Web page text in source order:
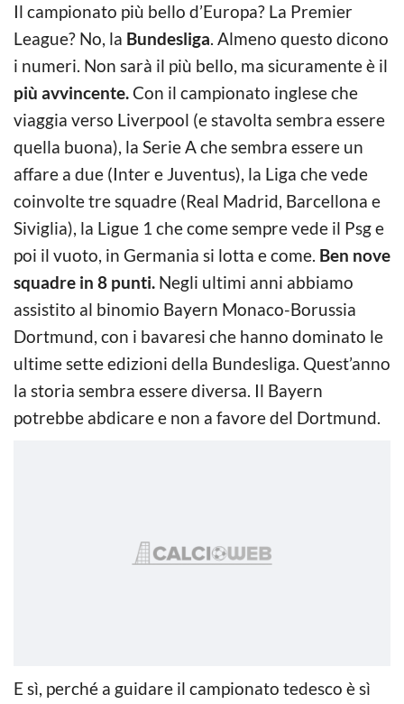
Il campionato più bello d’Europa? La Premier
League? No, la Bundesliga. Almeno questo dicono
i numeri. Non sarà il più bello, ma sicuramente è il
più avvincente.Con il campionato inglese che
viaggia verso Liverpool (e stavolta sembra essere
quella buona), la Serie A che sembra essere un
affare a due (Inter e Juventus), la Liga che vede
coinvolte tre squadre (Real Madrid, Barcellona e
Siviglia), la Ligue 1 che come sempre vede il Psg e
poi il vuoto, in Germania si lotta e come. Ben nove
squadre in 8 punti. Negli ultimi anni abbiamo
assistito al binomio Bayern Monaco-Borussia
Dortmund, con i bavaresi che hanno dominato le
ultime sette edizioni della Bundesliga. Quest’anno
la storia sembra essere diversa. Il Bayern
potrebbe abdicare e non a favore del Dortmund.
E sì, perché a guidare il campionato tedesco è sì